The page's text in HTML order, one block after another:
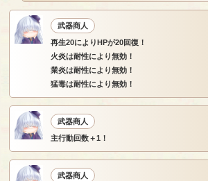
武器商人
再生20によりHPが20回復！
火炎は耐性により無効！
業炎は耐性により無効！
猛毒は耐性により無効！
武器商人
主行動回数＋1！
武器商人